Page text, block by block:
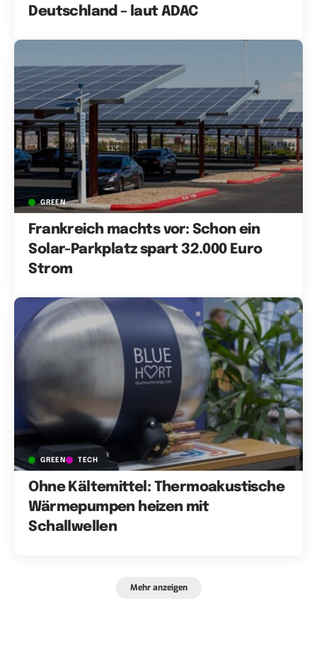
Deutschland – laut ADAC
GREEN
Frankreich machts vor: Schon ein
Solar-Parkplatz spart 32.000 Euro
Strom
GREEN TECH
Ohne Kältemittel: Thermoakustische
Wärmepumpen heizen mit
Schallwellen
Mehr anzeigen